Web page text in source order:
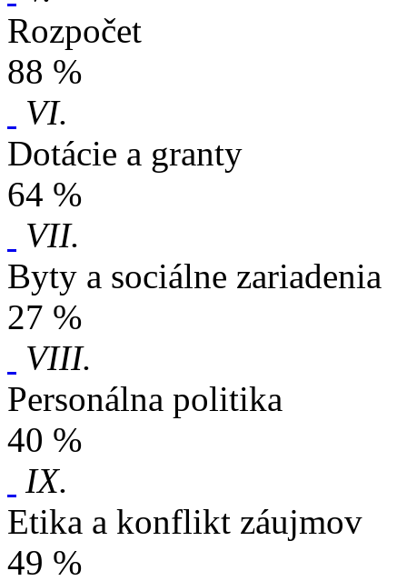
Rozpočet
88 %
VI.
Dotácie a granty
64 %
VII.
Byty a sociálne zariadenia
27 %
VIII.
Personálna politika
40 %
IX.
Etika a konflikt záujmov
49 %